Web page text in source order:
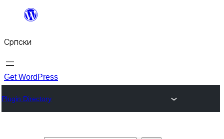
Скочи
садржај
Српски
Get WordPress
Plugin Directory